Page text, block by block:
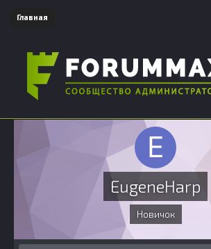
Главная
EugeneHarp
Новичок